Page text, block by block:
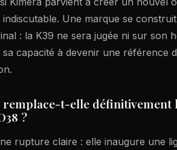
Une marque se
: la K39 ne sera jugée ni sur son
capacité à devenir une référence
remplace-t-elle définitivement
?
rupture claire : elle inaugure une